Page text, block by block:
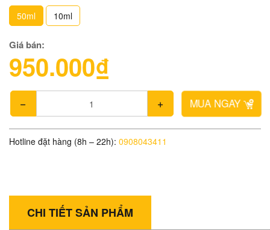
50ml 10ml
Giá bán:
950.000₫
MUA NGAY
Hotline đặt hàng (8h – 22h): 0908043411
CHI TIẾT SẢN PHẨM